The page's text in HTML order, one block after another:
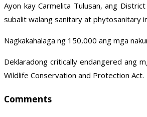
Ayon kay Carmelita Tulusan, ang
subalit walang sanitary at phytosanitary
Nagkakahalaga ng 150,000 ang mga
Deklaradong critically endangered ang
Wildlife Conservation and Protection Act.
Comments